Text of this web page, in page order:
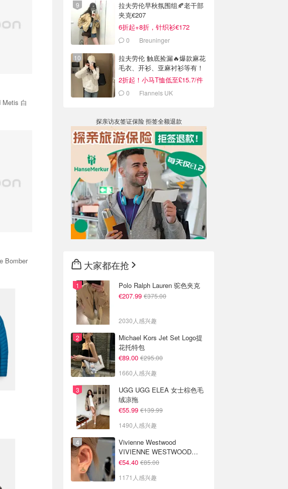
拉夫劳伦早秋氛围组🍂老干部
夹克€207
6折起+8折，针织衫€172
0 Breuninger
拉夫劳伦 触底捡漏🔥爆款麻花
毛衣、开衫、亚麻衬衫等有！
2折起！小马T恤低至£15.7/件
0 Flannels UK
探亲访友签证保险 拒签全额退款
大家都在抢
Polo Ralph Lauren 驼色夹克
€207.99 €375.00
2030人感兴趣
Michael Kors Jet Set Logo提
花托特包
€89.00 €295.00
1660人感兴趣
UGG UGG ELEA 女士棕色毛
绒凉拖
€55.99 €139.99
1490人感兴趣
Vivienne Westwood
VIVIENNE WESTWOOD
Nano Solitaire 耳环
€54.40 €85.00
1171人感兴趣